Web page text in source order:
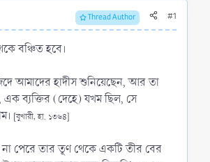
Thread Author #1
বঞ্চিত হবে।
আমাদের হাদীস শুনিয়েছেন, আর তা
এক ব্যক্তির (দেহে) যখম ছিল, সে
[বুখারী, হা. ১৩৬৪]
না পেরে তার তূণ থেকে একটি তীর বের